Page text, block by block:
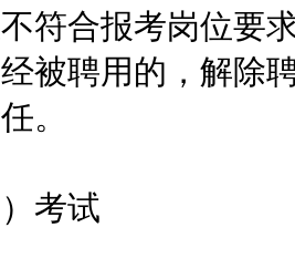
符合报考岗位要
被聘用的，解除
。
考试